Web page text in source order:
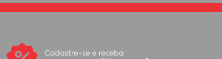
Cadastre-se e receba